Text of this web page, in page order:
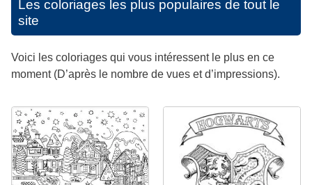
Les coloriages les plus populaires de tout le
site
Voici les coloriages qui vous intéressent le plus en ce
moment (D’après le nombre de vues et d’impressions).